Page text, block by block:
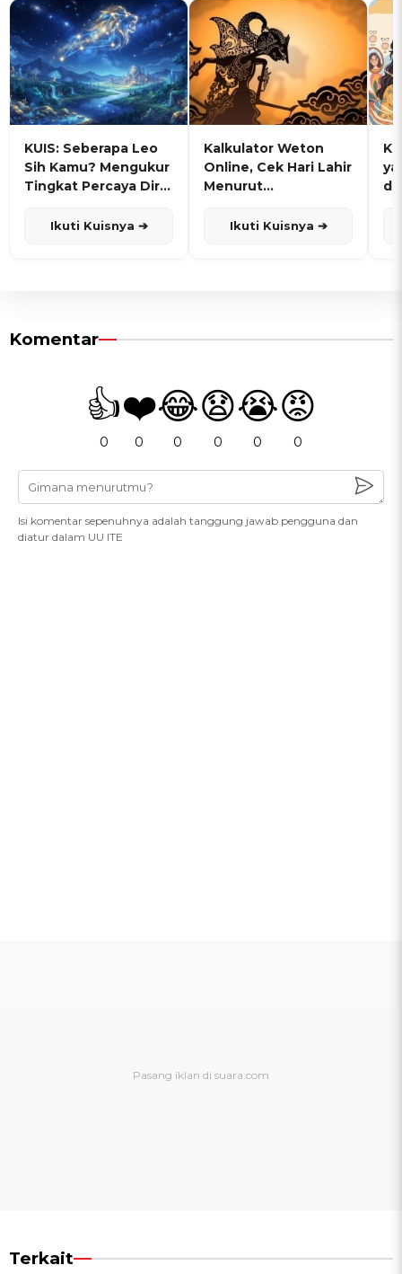
KUIS: Seberapa Leo
Sih Kamu? Mengukur
Tingkat Percaya Diri
Ikuti Kuisnya ➔
Kalkulator Weton
Online, Cek Hari Lahir
Menurut
Ikuti Kuisnya ➔
Komentar
👍
0
❤️
0
😂
0
😧
0
😭
0
😡
0
Isi komentar sepenuhnya adalah tanggung jawab pengguna dan
diatur dalam UU ITE
Terkait